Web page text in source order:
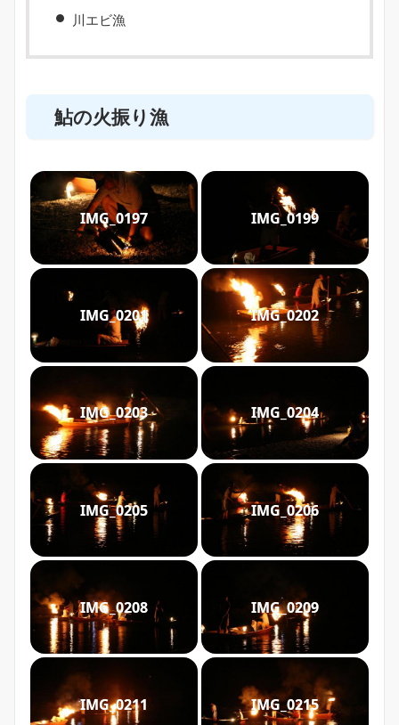
川エビ漁
鮎の火振り漁
IMG_0197 IMG_0199
IMG_0201 IMG_0202
IMG_0203 IMG_0204
IMG_0205 IMG_0206
IMG_0208 IMG_0209
IMG_0211 IMG_0215